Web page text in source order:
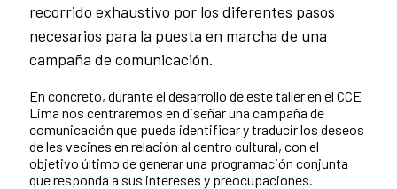
recorrido exhaustivo por los diferentes pasos
necesarios para la puesta en marcha de una
campaña de comunicación.
En concreto, durante el desarrollo de este taller en el CCE
Lima nos centraremos en diseñar una campaña de
comunicación que pueda identificar y traducir los deseos
de les vecines en relación al centro cultural, con el
objetivo último de generar una programación conjunta
que responda a sus intereses y preocupaciones.